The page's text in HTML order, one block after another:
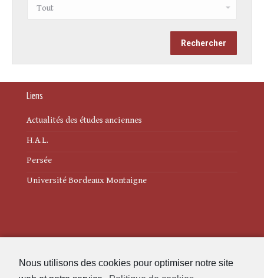
Nous utilisons des cookies pour optimiser notre site
Liens
Actualités des études anciennes
H.A.L.
Persée
Université Bordeaux Montaigne
Politique de cookies (UE)